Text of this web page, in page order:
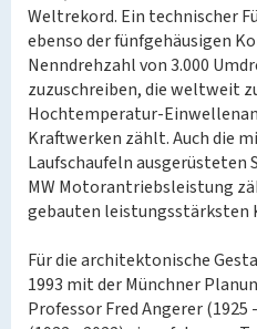
Weltrekord. Ein technischer
ebenso der fünfgehäusigen
Nenndrehzahl von 3.000
zuzuschreiben, die weltweit
Hochtemperatur-
Kraftwerken zählt. Auch die
Laufschaufeln
MW Motorantriebsleistung
gebauten
Für die architektonische
1993 mit der Münchner
Professor Fred Angerer (1925